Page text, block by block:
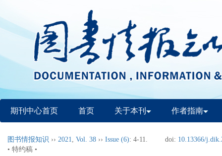
期刊中心首页 首页 关于本刊 作者指南
图书情报知识 ›› 2021, Vol. 38 ›› Issue (6): 4-11. doi: 10.13366/
• 特约稿 •